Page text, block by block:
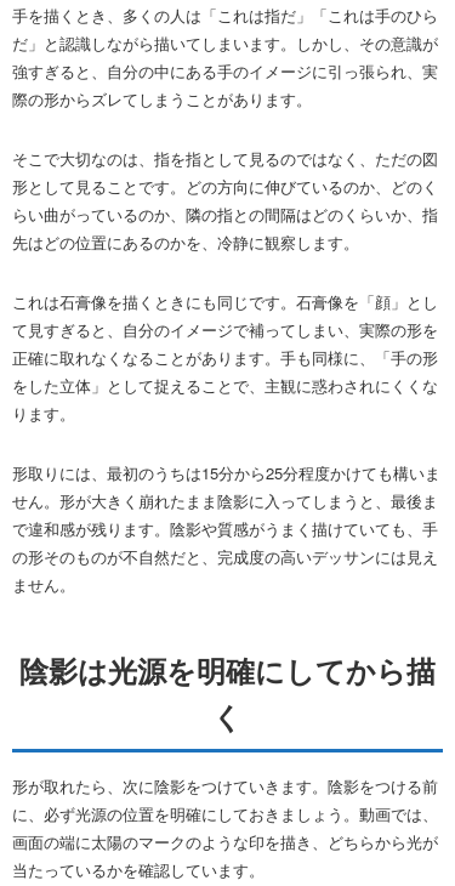
手を描くとき、多くの人は「これは指だ」「これは手のひら
だ」と認識しながら描いてしまいます。しかし、その意識が
強すぎると、自分の中にある手のイメージに引っ張られ、実
際の形からズレてしまうことがあります。
そこで大切なのは、指を指として見るのではなく、ただの図
形として見ることです。どの方向に伸びているのか、どのく
らい曲がっているのか、隣の指との間隔はどのくらいか、指
先はどの位置にあるのかを、冷静に観察します。
これは石膏像を描くときにも同じです。石膏像を「顔」とし
て見すぎると、自分のイメージで補ってしまい、実際の形を
正確に取れなくなることがあります。手も同様に、「手の形
をした立体」として捉えることで、主観に惑わされにくくな
ります。
形取りには、最初のうちは15分から25分程度かけても構いま
せん。形が大きく崩れたまま陰影に入ってしまうと、最後ま
で違和感が残ります。陰影や質感がうまく描けていても、手
の形そのものが不自然だと、完成度の高いデッサンには見え
ません。
陰影は光源を明確にしてから描
く
形が取れたら、次に陰影をつけていきます。陰影をつける前
に、必ず光源の位置を明確にしておきましょう。動画では、
画面の端に太陽のマークのような印を描き、どちらから光が
当たっているかを確認しています。